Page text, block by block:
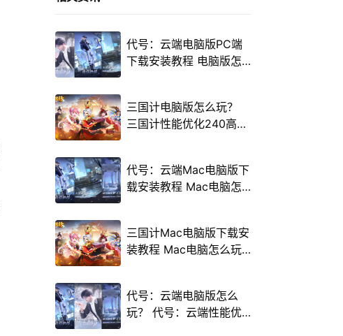
代号：云端电脑版PC端
下载安装教程 电脑版怎
三国计电脑版怎么玩？
三国计性能优化240高帧
代号：云端Mac电脑版下
载安装教程 Mac电脑怎
三国计Mac电脑版下载安
装教程 Mac电脑怎么玩
代号：云端电脑版怎么
玩？ 代号：云端性能优